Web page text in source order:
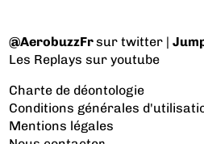
@AerobuzzFrsur twitter |
Les Replays sur youtube
Charte de déontologie
Conditions générales
Mentions légales